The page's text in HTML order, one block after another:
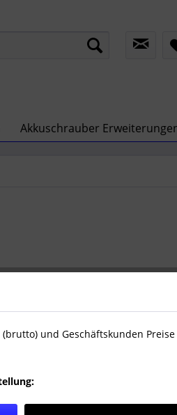
Akkuschrauber
& Co. KG
und Geschäftskunden